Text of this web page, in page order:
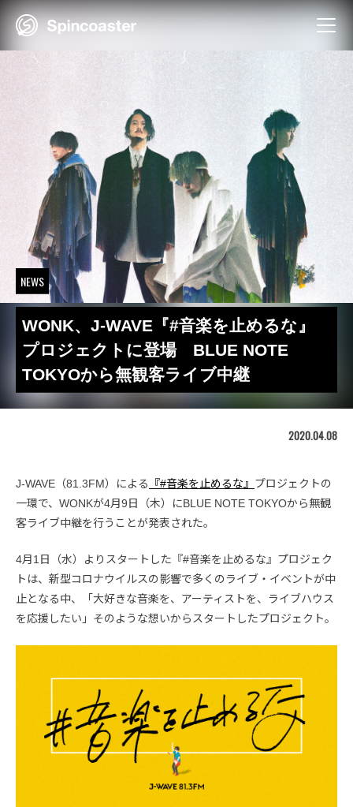
Skip
NEWS
WONK、J-WAVE『#音楽を止めるな』
プロジェクトに登場 BLUE NOTE
TOKYOから無観客ライブ中継
2020.04.08
J-WAVE（81.3FM）による 『#音楽を止めるな』 プロジェクトの
一環で、WONKが4月9日（木）にBLUE NOTE TOKYOから無観
客ライブ中継を行うことが発表された。
4月1日（水）よりスタートした『#音楽を止めるな』プロジェク
トは、新型コロナウイルスの影響で多くのライブ・イベントが中
止となる中、「大好きな音楽を、アーティストを、ライブハウス
を応援したい」そのような想いからスタートしたプロジェクト。